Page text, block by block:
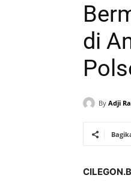
di
By Adji